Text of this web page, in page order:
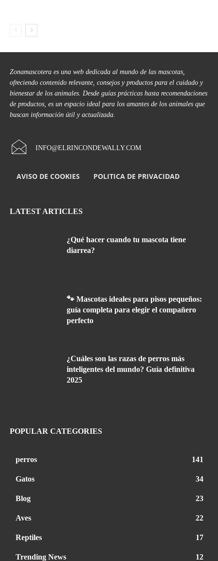
Zonamascotera es una web dedicada al mundo de las mascotas,
ofreciendo contenido relevante, consejos y productos para el cuidado y
bienestar de los animales. Desde guías prácticas hasta recomendaciones
de productos, es un espacio ideal para los amantes de los animales que
buscan información útil y actualizada.
INFO@ELRINCONDEWALLY.COM
AVISO DE COOKIES POLITICA DE PRIVACIDAD
LATEST ARTICLES
¿Qué hacer cuando tu mascota tiene
diarrea?
🐾 Mascotas ideales para pisos pequeños:
guía completa para elegir el compañero
perfecto
¿Cuáles son las razas de perros más
inteligentes del mundo? Guía definitiva
2025
POPULAR CATEGORIES
perros 141
Gatos 34
Blog 23
Aves 22
Reptiles 17
Trending News 12